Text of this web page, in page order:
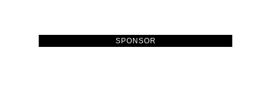
SPONSOR